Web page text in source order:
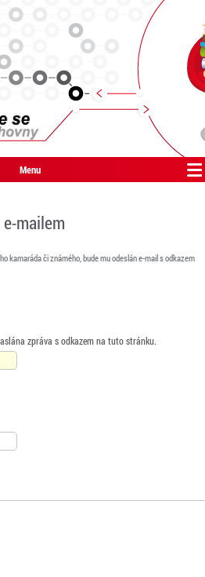
Menu
mailem
kamaráda či známého, bude mu odeslán e-mail s odkazem
zpráva s odkazem na tuto stránku.